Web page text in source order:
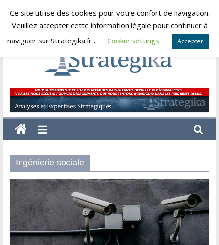
Skip
vendredi, août 7, 2026
Strategika
Expertise
et
Analyses
Ingénierie sociale
Ce site utilise des cookies pour votre confort de navigation.
Veuillez accepter cette information légale pour continuer à
naviguer sur Strategika.fr .
Cookie settings Accepter